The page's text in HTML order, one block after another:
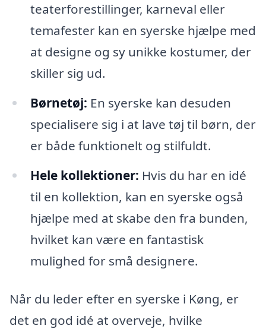
teaterforestillinger, karneval eller
temafester kan en syerske hjælpe med
at designe og sy unikke kostumer, der
skiller sig ud.
Børnetøj: En syerske kan desuden
specialisere sig i at lave tøj til børn, der
er både funktionelt og stilfuldt.
Hele kollektioner: Hvis du har en idé
til en kollektion, kan en syerske også
hjælpe med at skabe den fra bunden,
hvilket kan være en fantastisk
mulighed for små designere.
Når du leder efter en syerske i Køng, er
det en god idé at overveje, hvilke